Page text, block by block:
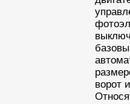
ворот